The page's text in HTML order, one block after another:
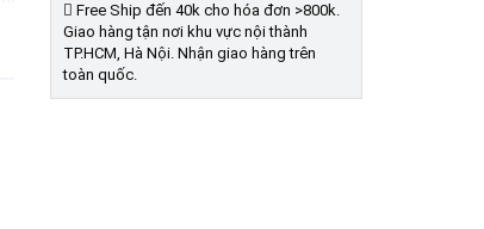
Free Ship đến 40k cho hóa đơn >800k.
Giao hàng tận nơi khu vực nội thành
TP.HCM, Hà Nội. Nhận giao hàng trên
toàn quốc.